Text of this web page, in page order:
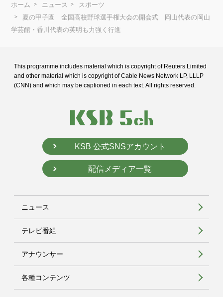
ホーム ニュース
スポーツ
夏の甲子園 全国高校野球選手権大会の開会式 岡山代表の岡山
学芸館・香川代表の英明も力強く行進
This programme includes material which is copyright of Reuters Limited
and other material which is copyright of Cable News Network LP, LLLP
(CNN) and which may be captioned in each text. All rights reserved.
KSB 公式SNSアカウント
配信メディア一覧
ニュース
テレビ番組
アナウンサー
各種コンテンツ